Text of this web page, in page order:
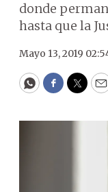
donde
hasta que la
Mayo 13, 2019
WhatsApp